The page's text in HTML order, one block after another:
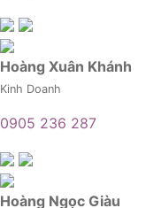
Hoàng Xuân Khánh
Kinh Doanh
0905 236 287
Hoàng Ngọc Giàu